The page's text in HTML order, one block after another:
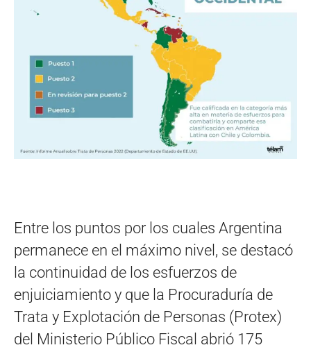
Entre los puntos por los cuales Argentina
permanece en el máximo nivel, se destacó
la continuidad de los esfuerzos de
enjuiciamiento y que la Procuraduría de
Trata y Explotación de Personas (Protex)
del Ministerio Público Fiscal abrió 175